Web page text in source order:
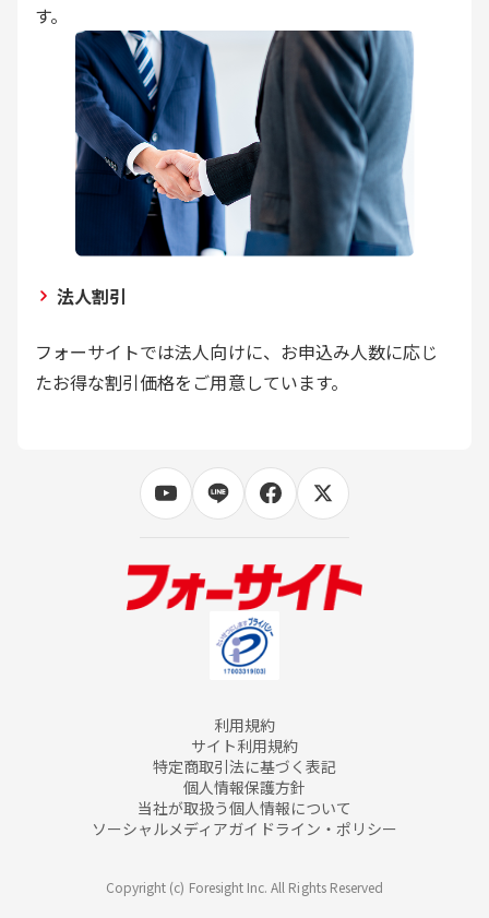
す。
法人割引
フォーサイトでは法人向けに、お申込み人数に応じ
たお得な割引価格をご用意しています。
利用規約
サイト利用規約
特定商取引法に基づく表記
個人情報保護方針
当社が取扱う個人情報について
ソーシャルメディアガイドライン・ポリシー
Copyright (c) Foresight Inc. All Rights Reserved